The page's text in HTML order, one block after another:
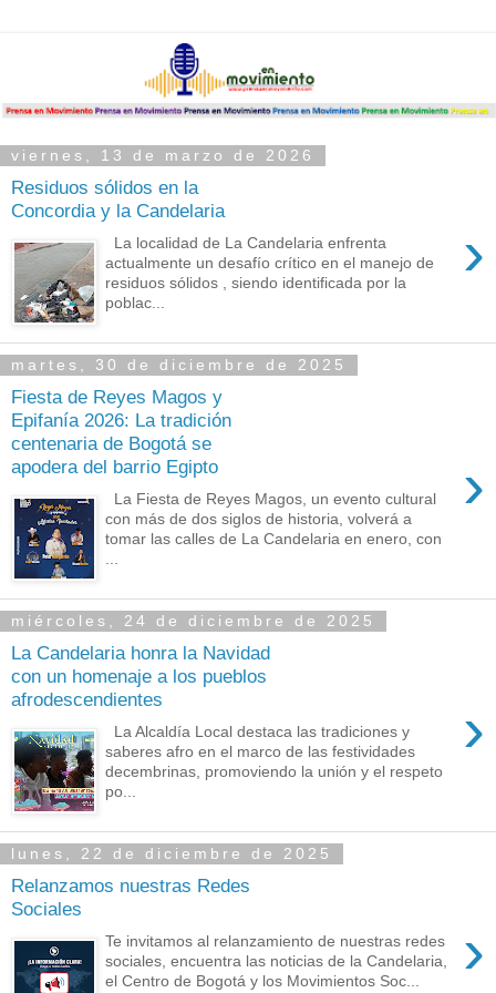
viernes, 13 de marzo de 2026
Residuos sólidos en la
Concordia y la Candelaria
›
La localidad de La Candelaria enfrenta
actualmente un desafío crítico en el manejo de
residuos sólidos , siendo identificada por la
poblac...
martes, 30 de diciembre de 2025
Fiesta de Reyes Magos y
Epifanía 2026: La tradición
centenaria de Bogotá se
apodera del barrio Egipto
›
La Fiesta de Reyes Magos, un evento cultural
con más de dos siglos de historia, volverá a
tomar las calles de La Candelaria en enero, con
miércoles, 24 de diciembre de 2025
La Candelaria honra la Navidad
con un homenaje a los pueblos
afrodescendientes
›
La Alcaldía Local destaca las tradiciones y
saberes afro en el marco de las festividades
decembrinas, promoviendo la unión y el respeto
po...
lunes, 22 de diciembre de 2025
Relanzamos nuestras Redes
Sociales
›
Te invitamos al relanzamiento de nuestras redes
sociales, encuentra las noticias de la Candelaria,
el Centro de Bogotá y los Movimientos Soc...